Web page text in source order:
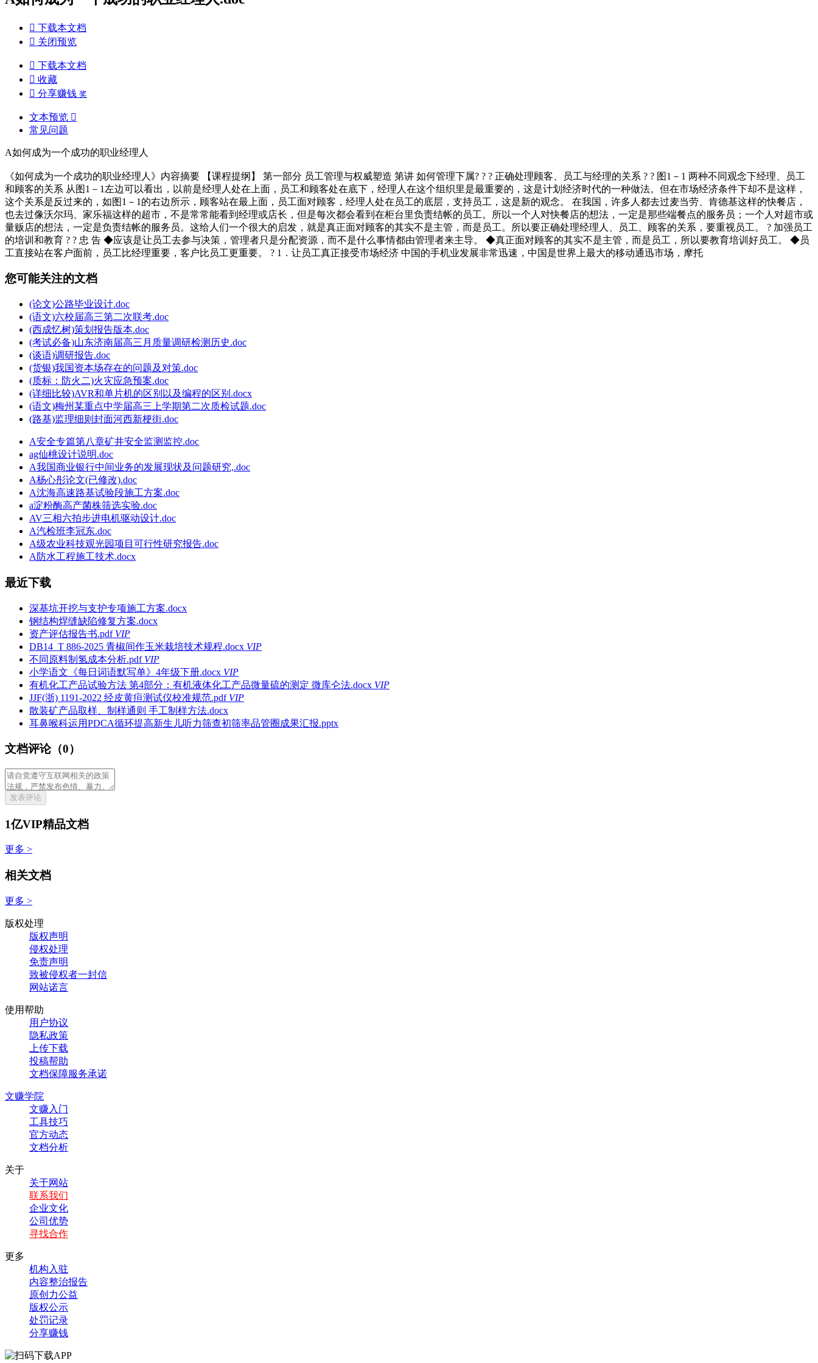
 下载本文档
 关闭预览
 下载本文档
 收藏
 分享赚钱 奖
文本预览 
常见问题
A如何成为一个成功的职业经理人
《如何成为一个成功的职业经理人》内容摘要 【课程提纲】 第一部分 员工管理与权威塑造 第讲 如何管理下属? ? ? 正确处理顾客、员工与经理的关系 ? ? 图1－1 两种不同观念下经理、员工
和顾客的关系 从图1－1左边可以看出，以前是经理人处在上面，员工和顾客处在底下，经理人在这个组织里是最重要的，这是计划经济时代的一种做法。但在市场经济条件下却不是这样，
这个关系是反过来的，如图1－1的右边所示，顾客站在最上面，员工面对顾客，经理人处在员工的底层，支持员工，这是新的观念。 在我国，许多人都去过麦当劳、肯德基这样的快餐店，
也去过像沃尔玛、家乐福这样的超市，不是常常能看到经理或店长，但是每次都会看到在柜台里负责结帐的员工。所以一个人对快餐店的想法，一定是那些端餐点的服务员；一个人对超市或
量贩店的想法，一定是负责结帐的服务员。这给人们一个很大的启发，就是真正面对顾客的其实不是主管，而是员工。所以要正确处理经理人、员工、顾客的关系，要重视员工。 ? 加强员工
的培训和教育 ? ? 忠 告 ◆应该是让员工去参与决策，管理者只是分配资源，而不是什么事情都由管理者来主导。 ◆真正面对顾客的其实不是主管，而是员工，所以要教育培训好员工。 ◆员
工直接站在客户面前，员工比经理重要，客户比员工更重要。 ? 1．让员工真正接受市场经济 中国的手机业发展非常迅速，中国是世界上最大的移动通迅市场，摩托
您可能关注的文档
(论文)公路毕业设计.doc
(语文)六校届高三第二次联考.doc
(西成忆树)策划报告版本.doc
(考试必备)山东济南届高三月质量调研检测历史.doc
(谈语)调研报告.doc
(货银)我国资本场存在的问题及对策.doc
(质标：防火二)火灾应急预案.doc
(详细比较)AVR和单片机的区别以及编程的区别.docx
(语文)梅州某重点中学届高三上学期第二次质检试题.doc
(路基)监理细则封面河西新梗街.doc
A安全专篇第八章矿井安全监测监控.doc
ag仙桃设计说明.doc
A我国商业银行中间业务的发展现状及问题研究,.doc
A杨心彤论文(已修改).doc
A沈海高速路基试验段施工方案.doc
a淀粉酶高产菌株筛选实验.doc
AV三相六拍步进电机驱动设计.doc
A汽检班李冠东.doc
A级农业科技观光园项目可行性研究报告.doc
A防水工程施工技术.docx
最近下载
深基坑开挖与支护专项施工方案.docx
钢结构焊缝缺陷修复方案.docx
资产评估报告书.pdf VIP
DB14_T 886-2025 青椒间作玉米栽培技术规程.docx VIP
不同原料制氢成本分析.pdf VIP
小学语文《每日词语默写单》4年级下册.docx VIP
有机化工产品试验方法 第4部分：有机液体化工产品微量硫的测定 微库仑法.docx VIP
JJF(浙) 1191-2022 经皮黄疸测试仪校准规范.pdf VIP
散装矿产品取样、制样通则 手工制样方法.docx
耳鼻喉科运用PDCA循环提高新生儿听力筛查初筛率品管圈成果汇报.pptx
文档评论（0）
发表评论
1亿VIP精品文档
更多 >
相关文档
更多 >
版权处理
版权声明
侵权处理
免责声明
致被侵权者一封信
网站诺言
使用帮助
用户协议
隐私政策
上传下载
投稿帮助
文档保障服务承诺
文赚学院
文赚入门
工具技巧
官方动态
文档分析
关于
关于网站
联系我们
企业文化
公司优势
寻找合作
更多
机构入驻
内容整治报告
原创力公益
版权公示
处罚记录
分享赚钱